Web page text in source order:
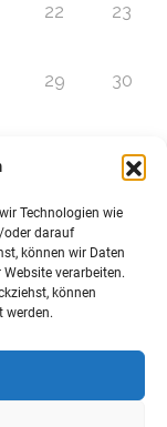
Technologien wie
oder darauf
können wir Daten
verarbeiten.
können
werden.
22 23
29 30